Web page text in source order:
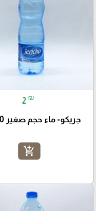
2 ₪
جريكو- ماء حجم صغير 500 مل
add_shopping_cart